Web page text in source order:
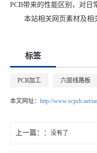
PCB带来的性能区别，对日
本站相关网页素材及相
标签
PCB加工 六层线路板
本文网址： http://www.xcpcb.net/
上一篇： 没有了